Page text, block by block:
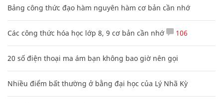
Bảng công thức đạo hàm nguyên hàm cơ bản cần nhớ
Các công thức hóa học lớp 8, 9 cơ bản cần nhớ 106
20 số điện thoại ma ám bạn không bao giờ nên gọi
Nhiều điểm bất thường ở bằng đại học của Lý Nhã Kỳ